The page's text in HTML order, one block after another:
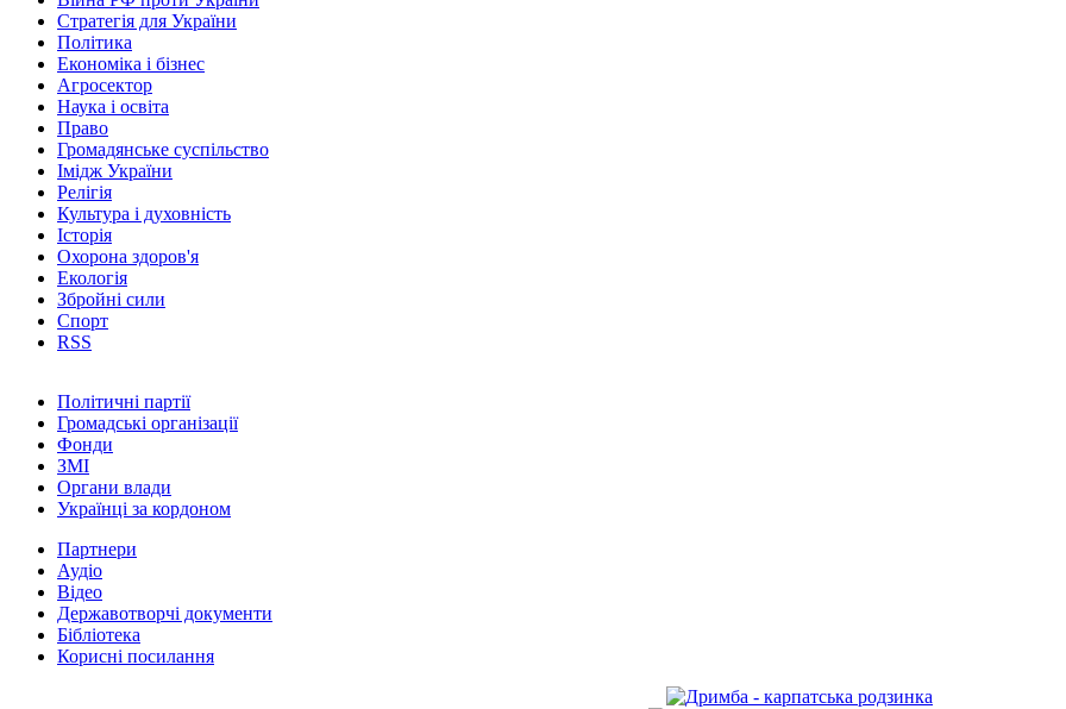
Стратегія для України
Політика
Економіка і бізнес
Агросектор
Наука і освіта
Право
Громадянське суспільство
Імідж України
Релігія
Культура і духовність
Історія
Охорона здоров'я
Екологія
Збройні сили
Спорт
RSS
Політичні партії
Громадські організації
Фонди
ЗМІ
Органи влади
Українці за кордоном
Партнери
Аудіо
Відео
Державотворчі документи
Бібліотека
Корисні посилання